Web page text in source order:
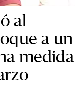
al
a un
medida